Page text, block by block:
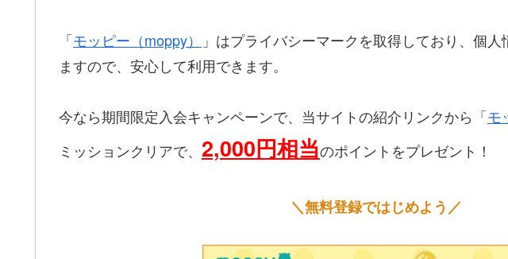
「モッピー（moppy）
」はプライバシーマークを取得しており、個
ますので、安心して利用できます。
今なら期間限定入会キャンペーンで、当サイトの紹介リンクから「モ
ミッションクリアで、 2,000円相当のポイントをプレゼント！
＼無料登録ではじめよう／